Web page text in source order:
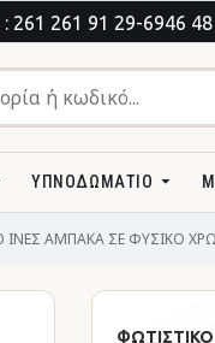
: 261 261 91 29-6946
ΥΠΝΟΔΩΜΆΤΙΟ
ΑΜΠΑΚΑ ΣΕ ΦΥΣΙΚΟ